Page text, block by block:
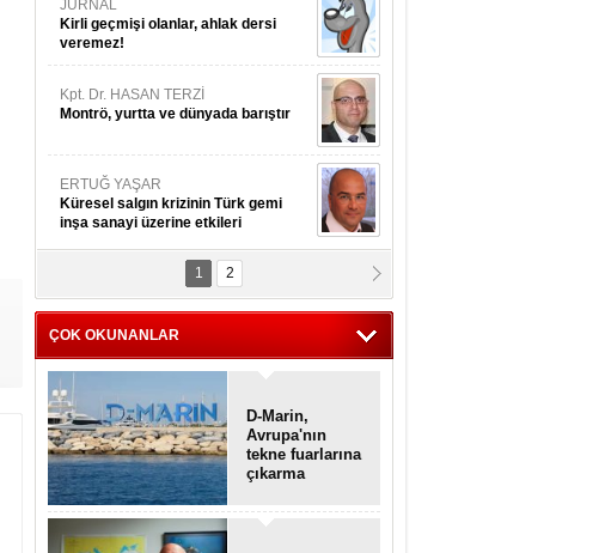
JURNAL
Kirli geçmişi olanlar, ahlak dersi
veremez!
Kpt. Dr. HASAN TERZİ
Montrö, yurtta ve dünyada barıştır
ERTUĞ YAŞAR
Küresel salgın krizinin Türk gemi
inşa sanayi üzerine etkileri
Kpt. MESUT AZMİ GÖKSOY
ithafen...
1 2
ÇOK OKUNANLAR
D-Marin,
Avrupa'nın
tekne fuarlarına
çıkarma